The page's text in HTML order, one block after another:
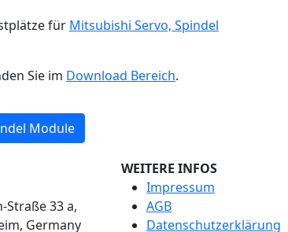
für Mitsubishi Servo, Spindel
Sie im Download Bereich.
Module
Straße 33 a,
Germany
WEITERE INFOS
Impressum
AGB
Datenschutzerklärung